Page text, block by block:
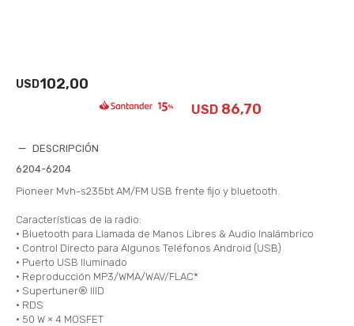
USD102,00
USD 86,70
DESCRIPCIÓN
6204-6204
Pioneer Mvh-s235bt AM/FM USB frente fijo y bluetooth.
Características de la radio:
• Bluetooth para Llamada de Manos Libres & Audio Inalámbrico
• Control Directo para Algunos Teléfonos Android (USB)
• Puerto USB Iluminado
• Reproducción MP3/WMA/WAV/FLAC*
• Supertuner® IIID
• RDS
• 50 W × 4 MOSFET